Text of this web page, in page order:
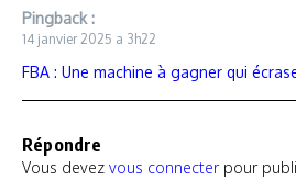
Pingback :
14 janvier 2025 a 3h22
FBA : Une machine à gagner qui
Répondre
Vous devez vous connecterpour